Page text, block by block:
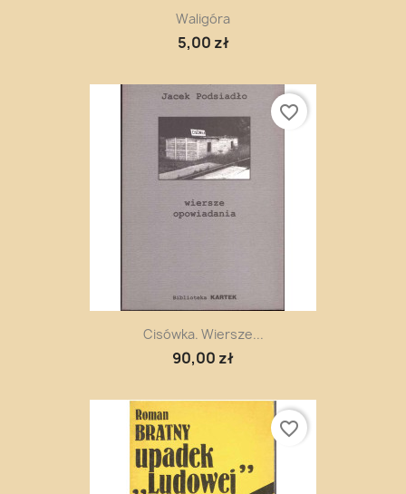
Waligóra
5,00 zł
Cisówka. Wiersze...
90,00 zł
favorite_border
favorite_border